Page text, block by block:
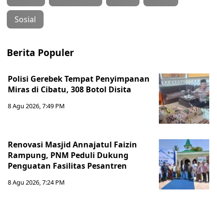
Sosial
Berita Populer
Polisi Gerebek Tempat Penyimpanan
Miras di Cibatu, 308 Botol Disita
8 Agu 2026, 7:49 PM
Renovasi Masjid Annajatul Faizin
Rampung, PNM Peduli Dukung
Penguatan Fasilitas Pesantren
8 Agu 2026, 7:24 PM